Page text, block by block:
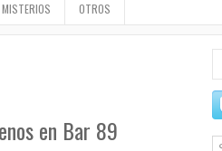
MISTERIOS OTROS
en Bar 89